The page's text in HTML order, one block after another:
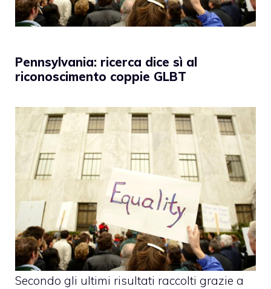
Pennsylvania: ricerca dice sì al
riconoscimento coppie GLBT
Secondo gli ultimi risultati raccolti grazie a